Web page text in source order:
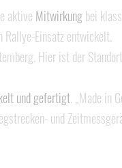
aktive Mitwirkungbei
Rallye-Einsatz entwickelt.
Hier ist der
und gefertigt. „Made in
und